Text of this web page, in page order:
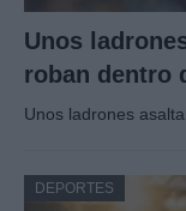
Unos
roban dentro
Unos ladrones
DEPORTES